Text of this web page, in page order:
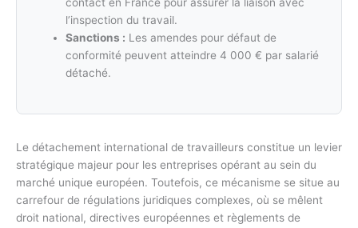
l’inspection du travail.
Sanctions : Les amendes pour défaut de
conformité peuvent atteindre 4 000 € par salarié
détaché.
Le détachement international de travailleurs constitue un levier
stratégique majeur pour les entreprises opérant au sein du
marché unique européen. Toutefois, ce mécanisme se situe au
carrefour de régulations juridiques complexes, où se mêlent
droit national, directives européennes et règlements de